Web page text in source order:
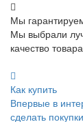
Мы
Мы выбрали
качество
Как купить
Впервые в
сделать